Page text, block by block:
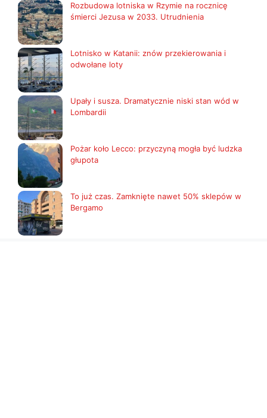
Rozbudowa lotniska w Rzymie na rocznicę
śmierci Jezusa w 2033. Utrudnienia
Lotnisko w Katanii: znów przekierowania i
odwołane loty
Upały i susza. Dramatycznie niski stan wód w
Lombardii
Pożar koło Lecco: przyczyną mogła być ludzka
głupota
To już czas. Zamknięte nawet 50% sklepów w
Bergamo